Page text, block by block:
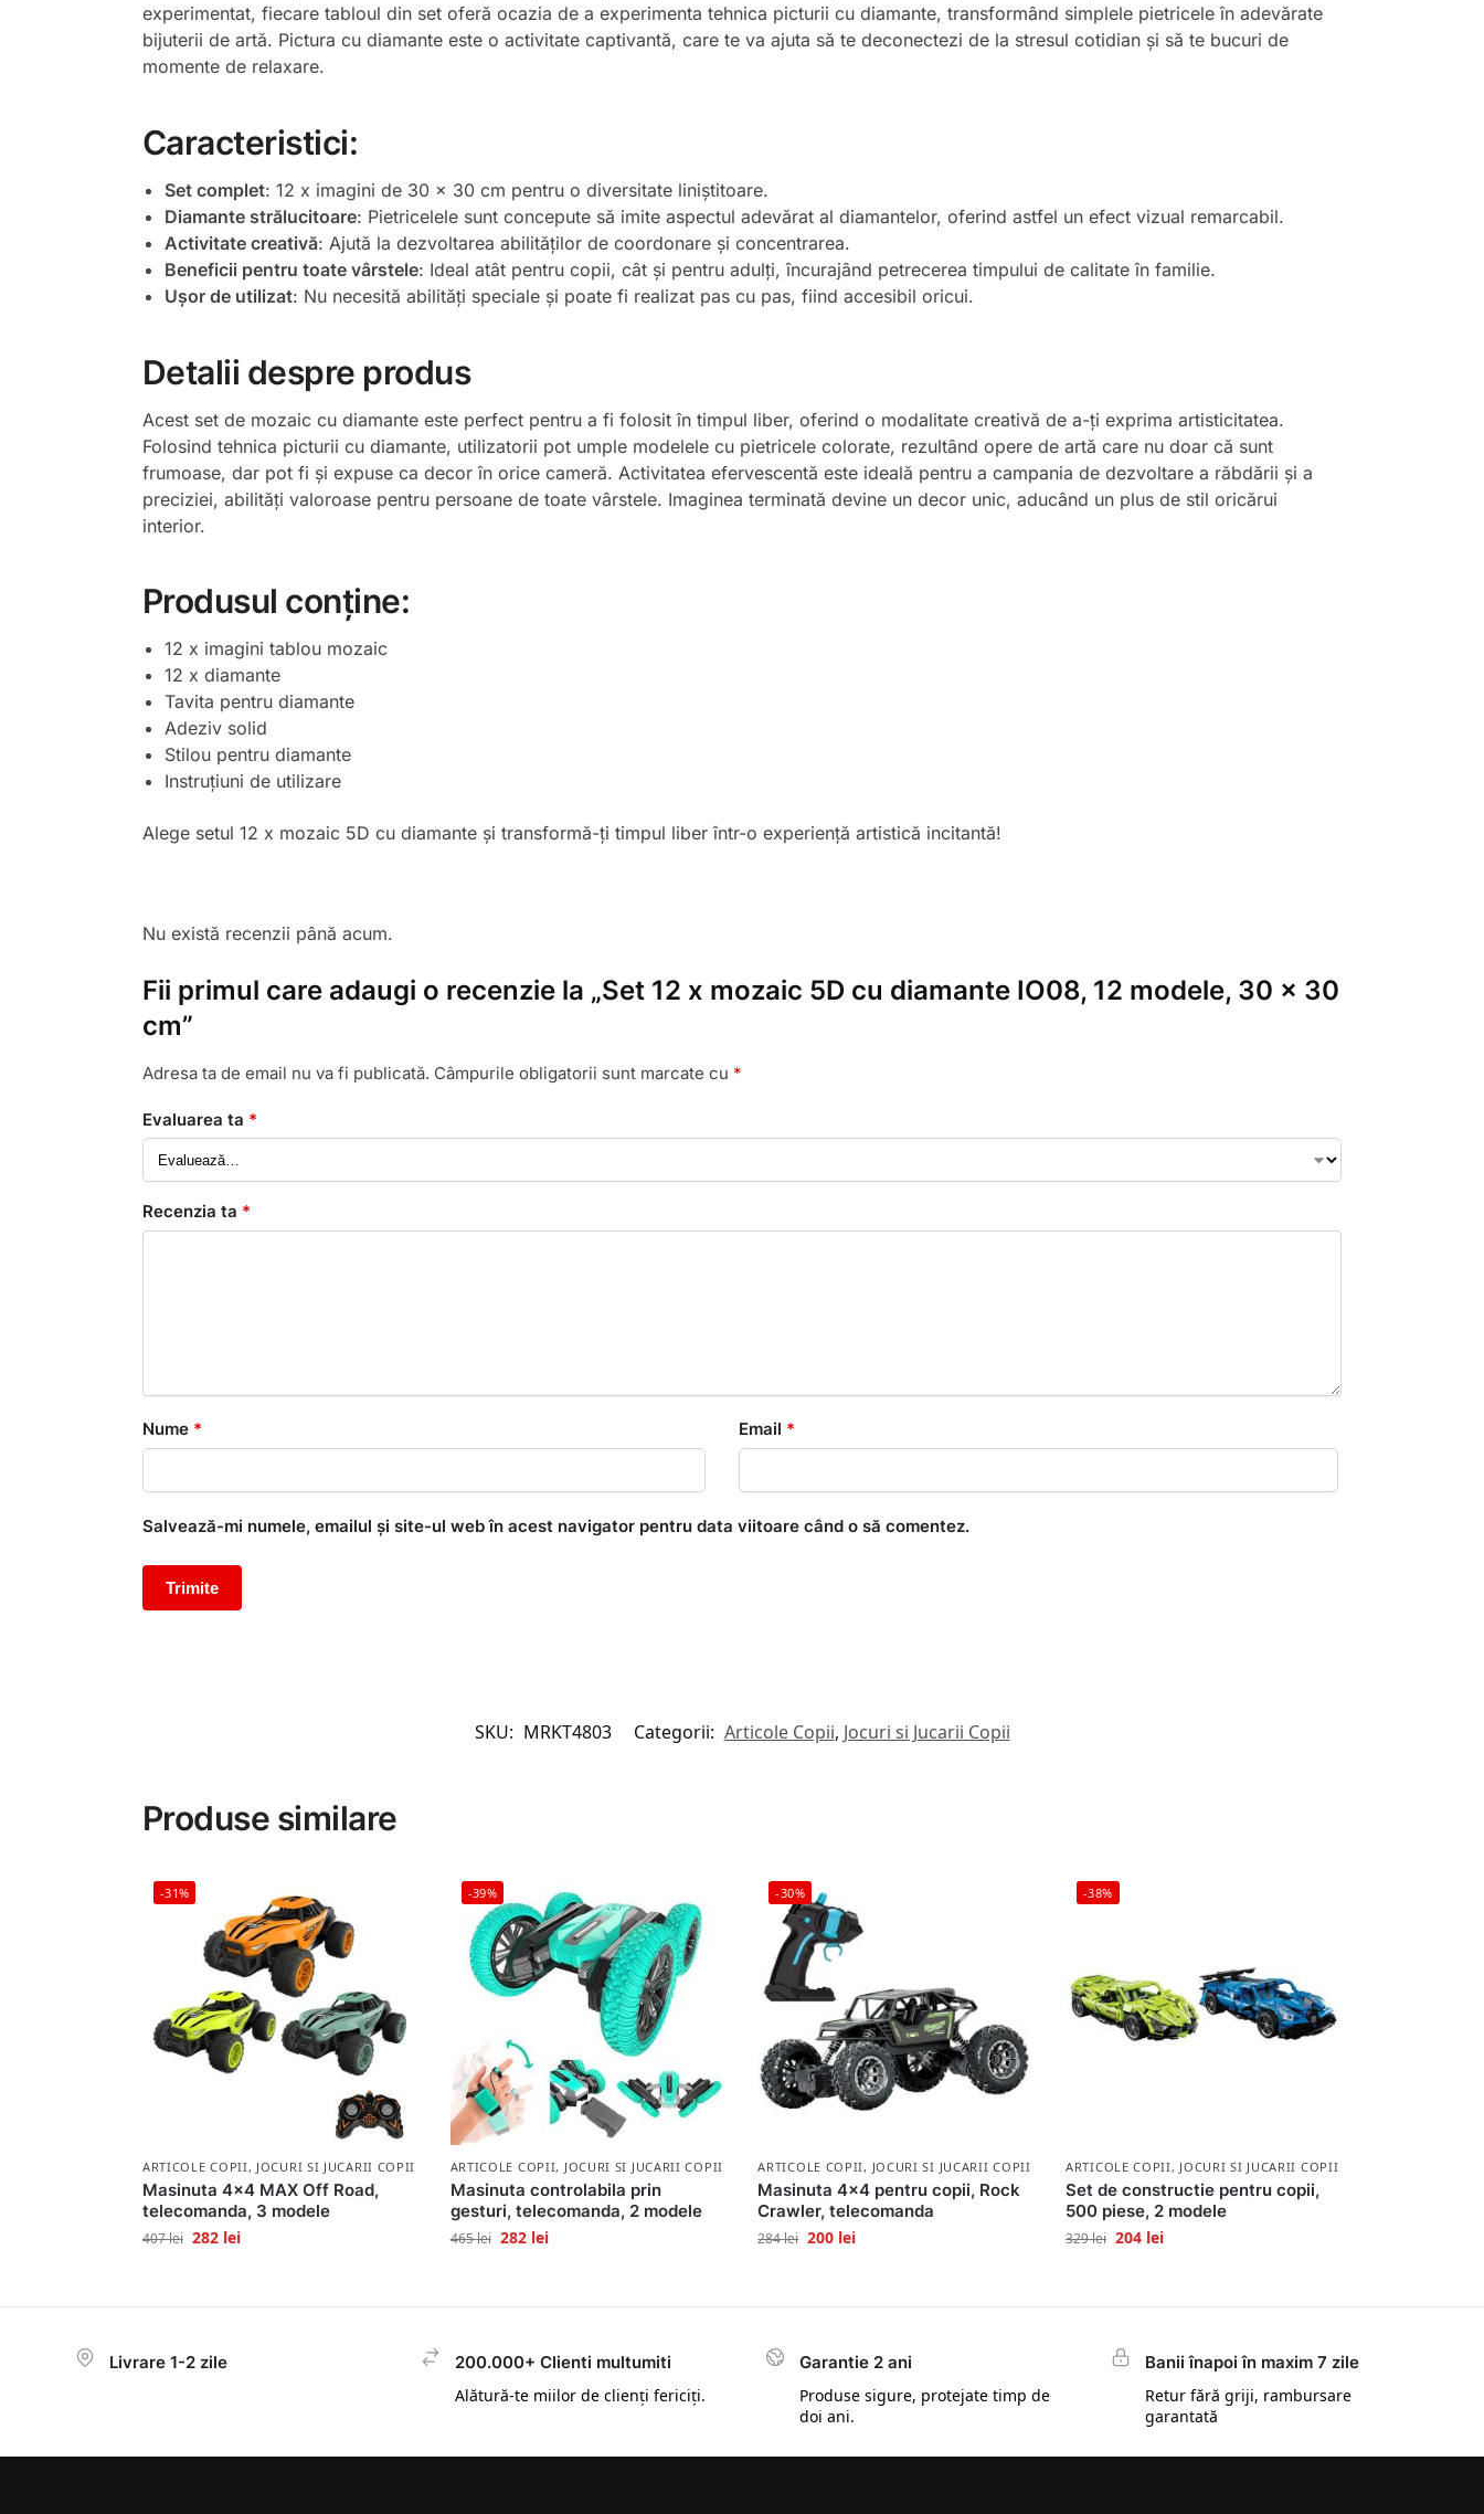
experimentat, fiecare tabloul din set oferă ocazia de a experimenta tehnica picturii cu diamante, transformând simplele pietricele în adevărate
bijuterii de artă. Pictura cu diamante este o activitate captivantă, care te va ajuta să te deconectezi de la stresul cotidian și să te bucuri de
momente de relaxare.
Caracteristici:
Set complet: 12 x imagini de 30 x 30 cm pentru o diversitate liniștitoare.
Diamante strălucitoare: Pietricelele sunt concepute să imite aspectul adevărat al diamantelor, oferind astfel un efect vizual remarcabil.
Activitate creativă: Ajută la dezvoltarea abilităților de coordonare și concentrarea.
Beneficii pentru toate vârstele: Ideal atât pentru copii, cât și pentru adulți, încurajând petrecerea timpului de calitate în familie.
Ușor de utilizat: Nu necesită abilități speciale și poate fi realizat pas cu pas, fiind accesibil oricui.
Detalii despre produs
Acest set de mozaic cu diamante este perfect pentru a fi folosit în timpul liber, oferind o modalitate creativă de a-ți exprima artisticitatea.
Folosind tehnica picturii cu diamante, utilizatorii pot umple modelele cu pietricele colorate, rezultând opere de artă care nu doar că sunt
frumoase, dar pot fi și expuse ca decor în orice cameră. Activitatea efervescentă este ideală pentru a campania de dezvoltare a răbdării și a
preciziei, abilități valoroase pentru persoane de toate vârstele. Imaginea terminată devine un decor unic, aducând un plus de stil oricărui
interior.
Produsul conține:
12 x imagini tablou mozaic
12 x diamante
Tavita pentru diamante
Adeziv solid
Stilou pentru diamante
Instruțiuni de utilizare
Alege setul 12 x mozaic 5D cu diamante și transformă-ți timpul liber într-o experiență artistică incitantă!
Nu există recenzii până acum.
Fii primul care adaugi o recenzie la „Set 12 x mozaic 5D cu diamante IO08, 12 modele, 30 x 30
cm”
Adresa ta de email nu va fi publicată. Câmpurile obligatorii sunt marcate cu *
Evaluarea ta *
Recenzia ta *
Nume * Email *
Salvează-mi numele, emailul și site-ul web în acest navigator pentru data viitoare când o să comentez.
SKU: MRKT4803 Categorii: Articole Copii, Jocuri si Jucarii Copii
Produse similare
-31%
ARTICOLE COPII, JOCURI SI JUCARII COPII
Masinuta 4×4 MAX Off Road,
telecomanda, 3 modele
407lei 282 lei
-39%
ARTICOLE COPII, JOCURI SI JUCARII COPII
Masinuta controlabila prin
gesturi, telecomanda, 2 modele
465lei 282 lei
-30%
ARTICOLE COPII, JOCURI SI JUCARII COPII
Masinuta 4×4 pentru copii, Rock
Crawler, telecomanda
284lei 200 lei
-38%
ARTICOLE COPII, JOCURI SI JUCARII COPII
Set de constructie pentru copii,
500 piese, 2 modele
329lei 204 lei
Livrare 1-2 zile
200.000+ Clienti multumiti
Alătură-te miilor de clienți fericiți.
Garantie 2 ani
Produse sigure, protejate timp de
doi ani.
Banii înapoi în maxim 7 zile
Retur fără griji, rambursare
garantată